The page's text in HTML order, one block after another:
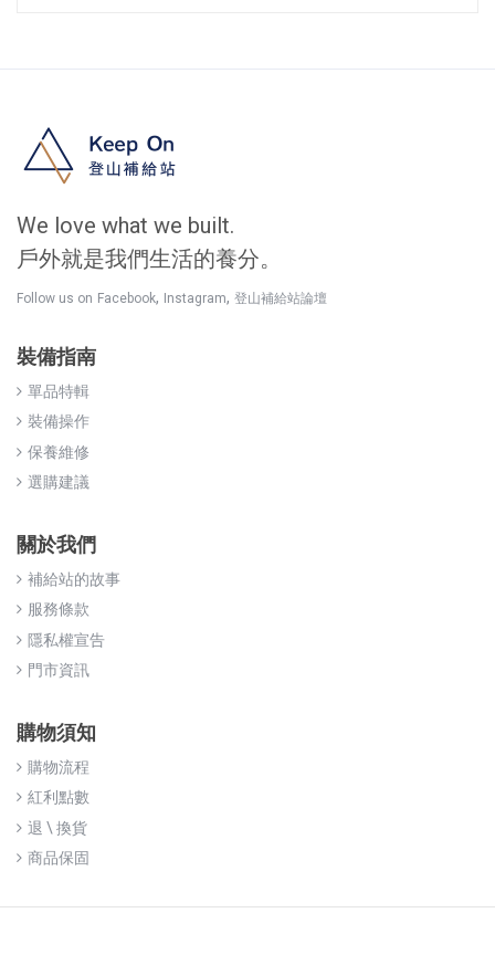
We love what we built.
戶外就是我們生活的養分。
Follow us on Facebook, Instagram, 登山補給站論壇
裝備指南
單品特輯
裝備操作
保養維修
選購建議
關於我們
補給站的故事
服務條款
隱私權宣告
門市資訊
購物須知
購物流程
紅利點數
退 \ 換貨
商品保固